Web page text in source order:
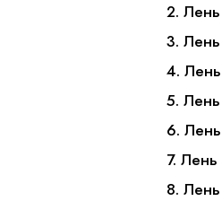
2.
3.
4.
5.
6.
7.
8.